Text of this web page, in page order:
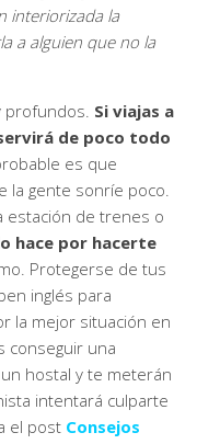
interiorizada la
a alguien que no la
Si viajas a
de poco todo
es que
la gente sonríe poco.
estación de trenes o
hace por hacerte
Protegerse de tus
inglés para
la mejor situación en
conseguir una
hostal y te meterán
intentará culparte
el post Consejos